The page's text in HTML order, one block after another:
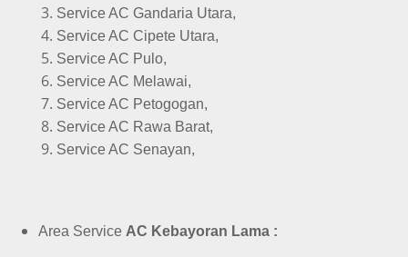
Service AC Gandaria Utara,
Service AC Cipete Utara,
Service AC Pulo,
Service AC Melawai,
Service AC Petogogan,
Service AC Rawa Barat,
Service AC Senayan,
Area Service AC Kebayoran Lama :